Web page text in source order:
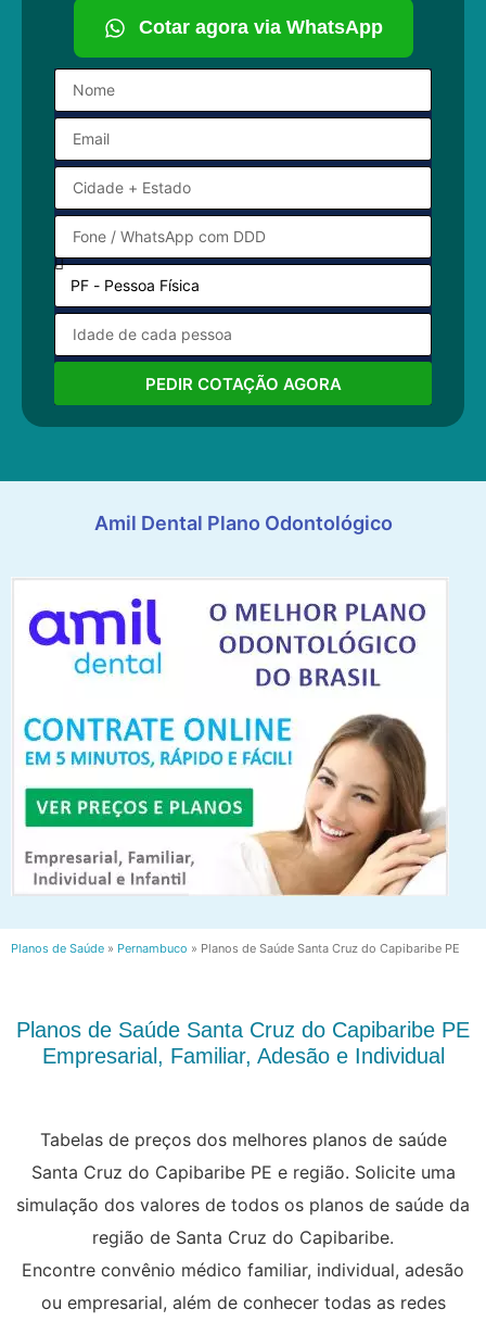
Cotar agora via WhatsApp
PEDIR COTAÇÃO AGORA
Amil Dental Plano Odontológico
Planos de Saúde » Pernambuco » Planos de Saúde Santa Cruz do Capibaribe PE
Planos de Saúde Santa Cruz do Capibaribe PE
Empresarial, Familiar, Adesão e Individual
Tabelas de preços dos melhores planos de saúde
Santa Cruz do Capibaribe PE e região. Solicite uma
simulação dos valores de todos os planos de saúde da
região de Santa Cruz do Capibaribe.
Encontre convênio médico familiar, individual, adesão
ou empresarial, além de conhecer todas as redes